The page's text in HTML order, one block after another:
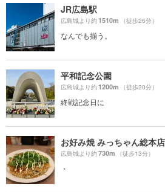
JR広島駅
広島城より約1510m （徒歩26分）
なんでも揃う。
平和記念公園
広島城より約1200m （徒歩20分）
終戦記念日に
お好み焼 みっちゃん総本
広島城より約730m （徒歩13分）
・